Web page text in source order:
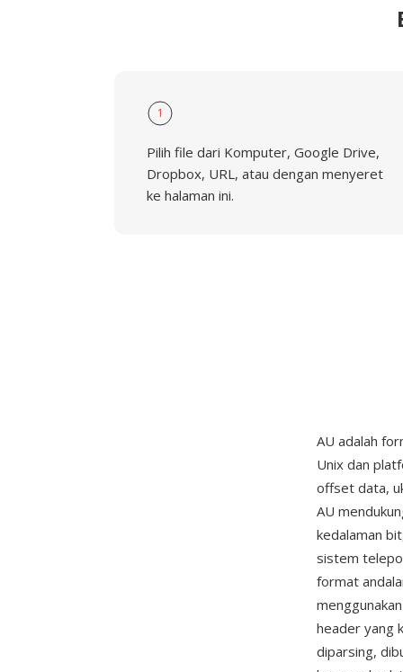
1
Pilih file dari Komputer, Google Drive,
Dropbox, URL, atau dengan menyeret
ke halaman ini.
AU adalah
Unix dan
offset data,
AU
kedalaman
sistem
format
header yang
diparsing,